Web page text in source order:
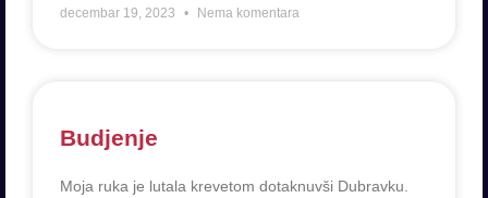
decembar 19, 2023 Nema komentara
Budjenje
Moja ruka je lutala krevetom dotaknuvši Dubravku.